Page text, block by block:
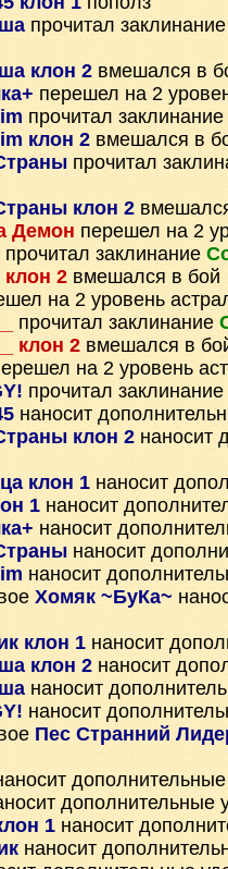
прочитал
клон 2 вмешался в
перешел на 2
прочитал заклинание
клон 2 вмешался в
прочитал
клон 2
Демон перешел на 2
прочитал заклинание
2 вмешался в бой
на 2 уровень
прочитал заклинание
клон 2 вмешался в
на 2 уровень
прочитал заклинание
наносит
клон 2 наносит
клон 1 наносит
1 наносит
наносит
наносит
наносит
Хомяк ~БуКа~
клон 1 наносит
клон 2 наносит
наносит
наносит
Пес Странний
дополнительные
1 наносит
наносит